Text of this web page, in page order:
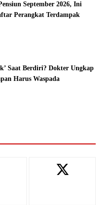
September 2026, Ini
Perangkat Terdampak
Saat Berdiri? Dokter Ungkap
Harus Waspada